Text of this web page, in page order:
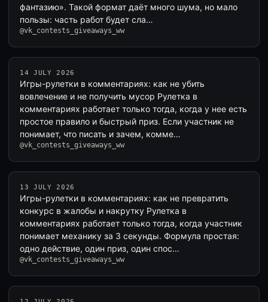
фантазию». Такой формат даёт много шума, но мало
пользы: часть работ будет сла…
@vk_contests_giveaways_ww
14 JULY 2026
Игры-рулетки в комментариях: как не убить
вовлечение и не получить мусор Рулетка в
комментариях работает только тогда, когда у нее есть
простое правило и быстрый приз. Если участник не
понимает, что писать и зачем, комме…
@vk_contests_giveaways_ww
13 JULY 2026
Игры-рулетки в комментариях: как не превратить
конкурс в жалобы и накрутку Рулетка в
комментариях работает только тогда, когда участник
понимает механику за 3 секунды. Формула простая:
одно действие, один приз, один спос…
@vk_contests_giveaways_ww